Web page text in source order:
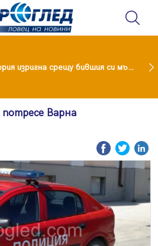
Глория изригна срещу бившия си мъж: Беше със 120-килограмова жена! Искаше бърза печалба...
Варна